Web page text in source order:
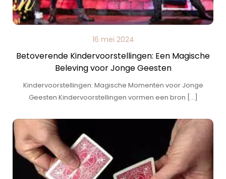
16 mei 2024
Betoverende Kindervoorstellingen: Een Magische
Beleving voor Jonge Geesten
Kindervoorstellingen: Magische Momenten voor Jonge
Geesten Kindervoorstellingen vormen een bron […]